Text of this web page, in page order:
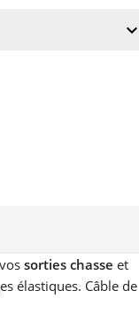
keyboard_arrow_down
sorties chasse et
élastiques. Câble de